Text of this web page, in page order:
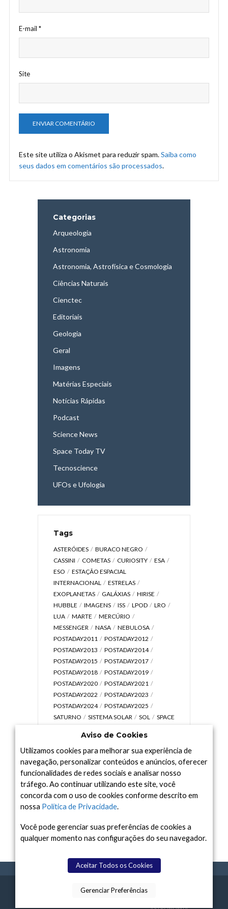
E-mail *
Site
Este site utiliza o Akismet para reduzir spam.Saiba como
seus dados em comentários são processados.
Categorias
Arqueologia
Astronomia
Astronomia, Astrofísica e Cosmologia
Ciências Naturais
Cienctec
Editoriais
Geologia
Geral
Imagens
Matérias Especiais
Notícias Rápidas
Podcast
Science News
Space Today TV
Tecnoscience
UFOs e Ufologia
Tags
ASTERÓIDES
BURACO NEGRO
CASSINI
COMETAS CURIOSITY
ESA
ESO
ESTAÇÃO ESPACIAL
INTERNACIONAL
ESTRELAS
EXOPLANETAS
GALÁXIAS
HIRISE
HUBBLE
IMAGENS ISS LPOD
LRO
LUA
MARTE
MERCÚRIO
MESSENGER
NASA
NEBULOSA
POSTADAY2011
POSTADAY2012
POSTADAY2013
POSTADAY2014
POSTADAY2015
POSTADAY2017
POSTADAY2018
POSTADAY2019
POSTADAY2020
POSTADAY2021
POSTADAY2022
POSTADAY2023
POSTADAY2024
POSTADAY2025
SATURNO
SISTEMA SOLAR SOL
SPACE
UNIVERSO
VÍDEO
Arquivo
Arquivo
TERMOS CONTATO SPACE TODAY
Aviso de Cookies
Utilizamos cookies para melhorar sua experiência de
navegação, personalizar conteúdos e anúncios, oferecer
funcionalidades de redes sociais e analisar nosso
tráfego. Ao continuar utilizando este site, você
concorda com o uso de cookies conforme descrito em
nossa Política de Privacidade.
Você pode gerenciar suas preferências de cookies a
qualquer momento nas configurações do seu navegador.
Aceitar Todos os Cookies
Gerenciar Preferências